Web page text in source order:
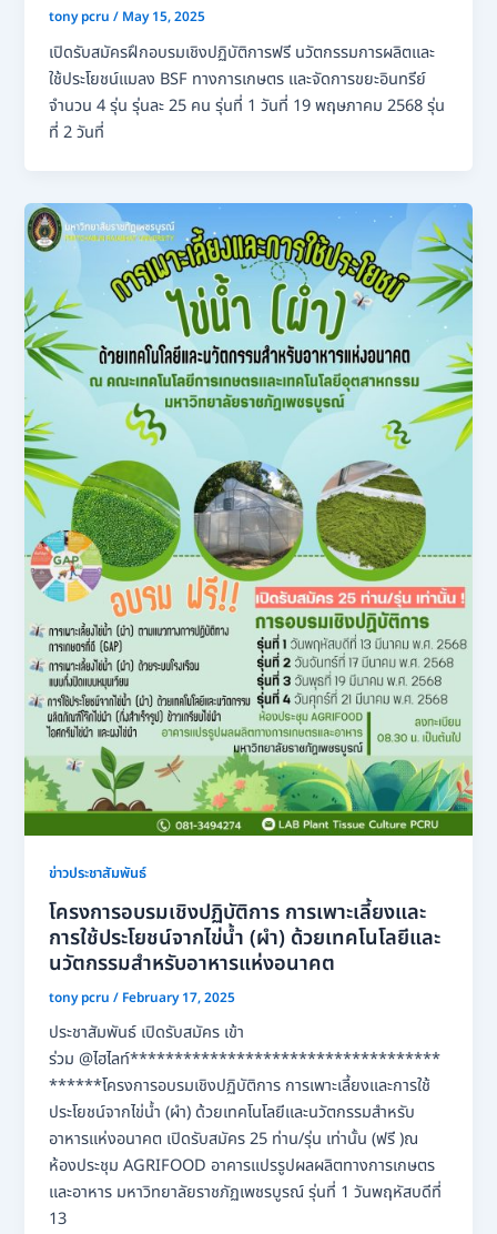
tony pcru/ May 15, 2025
เปิดรับสมัครฝึกอบรมเชิงปฏิบัติการฟรี นวัตกรรมการผลิตและ
ใช้ประโยชน์แมลง BSF ทางการเกษตร และจัดการขยะอินทรีย์
จำนวน 4 รุ่น รุ่นละ 25 คน รุ่นที่ 1 วันที่ 19 พฤษภาคม 2568 รุ่น
ที่ 2 วันที่
ข่าวประชาสัมพันธ์
โครงการอบรมเชิงปฏิบัติการ การเพาะเลี้ยงและ
การใช้ประโยชน์จากไข่น้ำ (ผำ) ด้วยเทคโนโลยีและ
นวัตกรรมสำหรับอาหารแห่งอนาคต
tony pcru/ February 17, 2025
ประชาสัมพันธ์ เปิดรับสมัคร เข้า
ร่วม @ไฮไลท์***********************************
******โครงการอบรมเชิงปฏิบัติการ การเพาะเลี้ยงและการใช้
ประโยชน์จากไข่น้ำ (ผำ) ด้วยเทคโนโลยีและนวัตกรรมสำหรับ
อาหารแห่งอนาคต เปิดรับสมัคร 25 ท่าน/รุ่น เท่านั้น (ฟรี )ณ
ห้องประชุม AGRIFOOD อาคารแปรรูปผลผลิตทางการเกษตร
และอาหาร มหาวิทยาลัยราชภัฏเพชรบูรณ์ รุ่นที่ 1 วันพฤหัสบดีที่
13